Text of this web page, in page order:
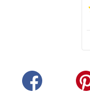
(s'ouvre dans